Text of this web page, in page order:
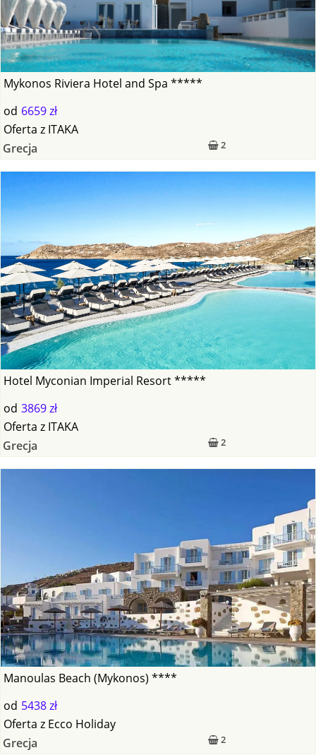
Mykonos Riviera Hotel and Spa *****
od 6659 zł
2
Oferta z ITAKA
Grecja
Hotel Myconian Imperial Resort *****
od 3869 zł
2
Oferta z ITAKA
Grecja
Manoulas Beach (Mykonos) ****
od 5438 zł
2
Oferta z Ecco Holiday
Grecja